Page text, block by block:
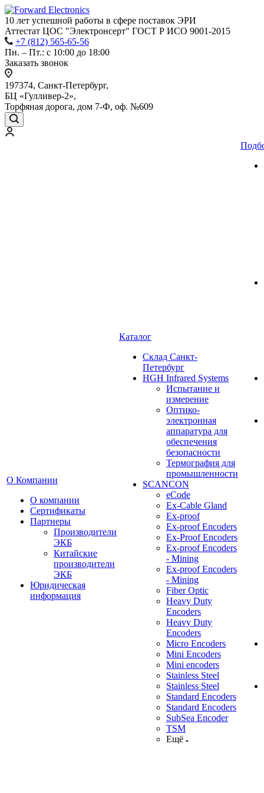
10 лет успешной работы в сфере поставок ЭРИ
Аттестат ЦОС "Электронсерт" ГОСТ Р ИСО 9001-2015
+7 (812) 565-65-56
Пн. – Пт.: с 10:00 до 18:00
Заказать звонок
197374, Санкт-Петербург,
БЦ «Гулливер-2»,
Торфяная дорога, дом 7-Ф, оф. №609
О Компании
О компании
Сертификаты
Партнеры
Производители
ЭКБ
Китайские
производители
ЭКБ
Юридическая
информация
Каталог
Cклад Санкт-
Петербург
HGH Infrared Systems
Испытание и
измерение
Оптико-
электронная
аппаратура для
обеспечения
безопасности
Термография для
промышленности
SCANCON
eCode
Ex-Cable Gland
Ex-proof
Ex-proof Encoders
Ex-Proof Encoders
Ex-proof Encoders
- Mining
Ex-proof Encoders
- Mining
Fiber Optic
Heavy Duty
Encoders
Heavy Duty
Encoders
Micro Encoders
Mini Encoders
Mini encoders
Stainless Steel
Stainless Steel
Standard Encoders
Standard Encoders
SubSea Encoder
TSM
Ещё